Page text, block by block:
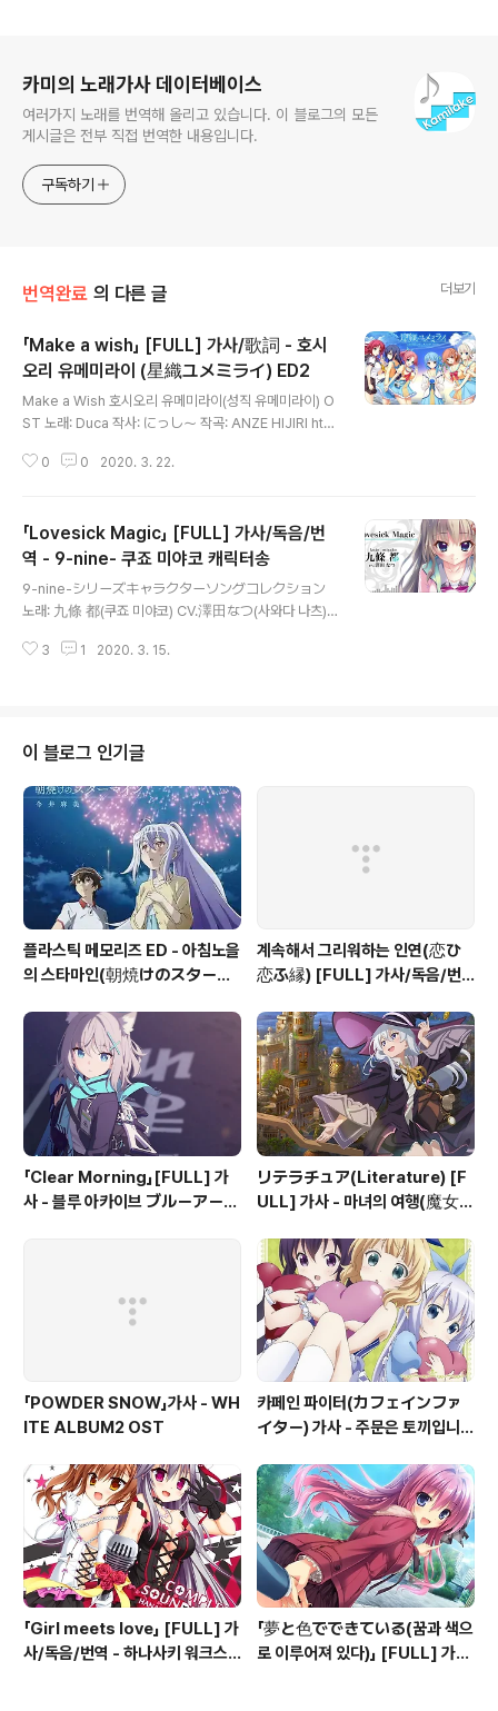
카미의 노래가사 데이터베이스
여러가지 노래를 번역해 올리고 있습니다. 이 블로그의 모든
게시글은 전부 직접 번역한 내용입니다.
구독하기
번역완료 의 다른 글 더보기
「Make a wish」 [FULL] 가사/歌詞 - 호시
오리 유메미라이 (星織ユメミライ) ED2
Make a Wish 호시오리 유메미라이(성직 유메미라이) O
ST 노래: Duca 작사: にっし～ 작곡: ANZE HIJIRI http
키미토 이타 코노 나츠와 너와 함께했던 이번 여름은 思い
상냥한 '처음' 에 戸惑い繰り返して 토마도이 쿠리카에
시테 당황해서 반복해서 簡単には測れない 칸탄니와 하
카레나이 간단하게는 잴 수 없어 気ままなココロの距離
키마마나 코코로노 쿄리 제멋대로인 마음의 거리 変わる
そうな予感 카와루소오나 요칸 바뀔 것 같은 예감 ワガマ
マな切なさを隠して 와가마마나 세츠나사오 카쿠시테
0 0 2020. 3. 22.
「Lovesick Magic」 [FULL] 가사/독음/번
역 - 9-nine- 쿠죠 미야코 캐릭터송
9-nine-シリーズキャラクターソングコレクション
노래: 九條 都(쿠죠 미야코) CV.澤田なつ(사와다 나츠) L
ovesick Magic ※聞き間違いや聞き逃しの可能性
시이 아사히오 아비타라 (오하요-!) 새로운 아침햇살을 쬐
면 (좋은 아침-!) はねた髪まとめ制服に着替えて 하네
타 카미 마토메 세에후쿠니 키가에테 머리 묶고 교복으로
갈아입고 君の待つ通り道 키미노 마츠 토오리미치 네가
기다리는 대로 君の新しい笑顔にときめく 키미노 아타
라시이 에가오니 토키메쿠 너의 새로운 미소에 두근거려 ..
3 1 2020. 3. 15.
이 블로그 인기글
플라스틱 메모리즈 ED - 아침노을
의 스타마인(朝焼けのスターマ
계속해서 그리워하는 인연(恋ひ
恋ふ縁) [FULL] 가사/독음/번
「Clear Morning」[FULL] 가
사 - 블루 아카이브 ブルーアーカ
リテラチュア(Literature) [F
ULL] 가사 - 마녀의 여행(魔女の
「POWDER SNOW」가사 - WH
ITE ALBUM2 OST
카페인 파이터(カフェインファ
イター) 가사 - 주문은 토끼입니까
「Girl meets love」 [FULL] 가
사/독음/번역 - 하나사키 워크스
「夢と色でできている(꿈과 색으
로 이루어져 있다)」 [FULL] 가사